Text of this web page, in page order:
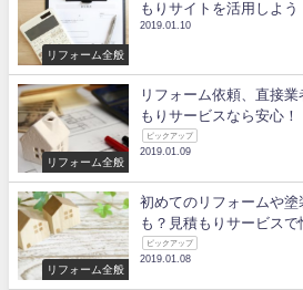
リフォーム全般
もりサイトを活用しよう
2019.01.10
リフォーム全般
リフォーム依頼、直接
もりサービスなら安心！
ピックアップ
2019.01.09
リフォーム全般
初めてのリフォームや
も？見積もりサービスで
ピックアップ
2019.01.08